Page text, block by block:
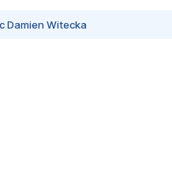
Damien Witecka